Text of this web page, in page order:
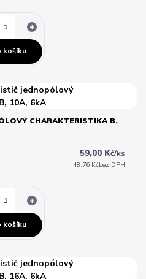
košíku
CHARAKTERISTIKA B,
59,00 Kč/ks
48,76 Kčbez DPH
košíku